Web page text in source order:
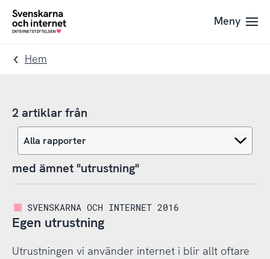
Till
navigation
Till
innehåll
To
Meny
Hem
2 artiklar från
med ämnet "utrustning"
SVENSKARNA OCH INTERNET 2016
Egen utrustning
Utrustningen vi använder internet i blir allt oftare